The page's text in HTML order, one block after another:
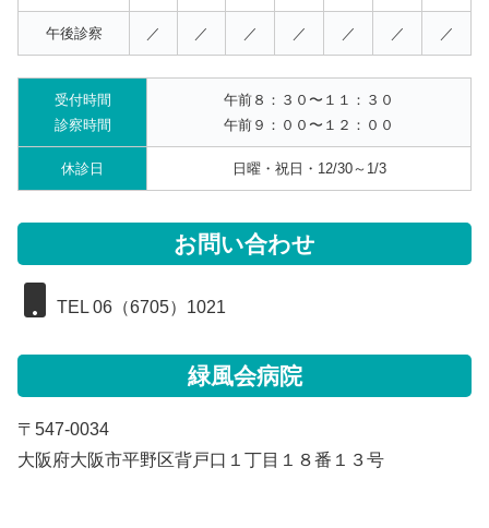
午後診察 ／ ／ ／ ／ ／ ／ ／
受付時間
診察時間
午前８：３０〜１１：３０
午前９：００〜１２：００
休診日 日曜・祝日・12/30～1/3
お問い合わせ
TEL 06（6705）1021
緑風会病院
〒547-0034
大阪府大阪市平野区背戸口１丁目１８番１３号